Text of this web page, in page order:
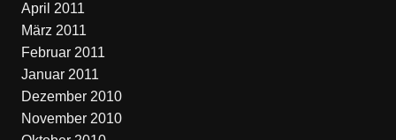
April 2011
März 2011
Februar 2011
Januar 2011
Dezember 2010
November 2010